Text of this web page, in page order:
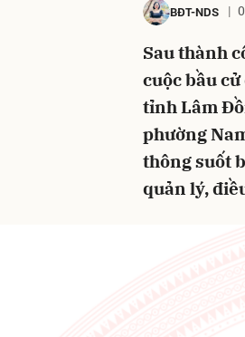
BĐT-NDS
Sau thành
cuộc bầu
tỉnh Lâm
phường
thông suốt
quản lý,